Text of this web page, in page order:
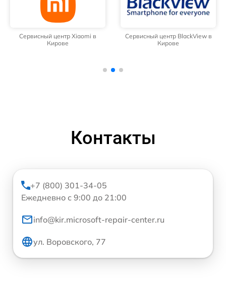
Сервисный центр Xiaomi в
Кирове
Сервисный центр BlackView в
Кирове
Контакты
+7 (800) 301-34-05
Ежедневно с 9:00 до 21:00
info@kir.microsoft-repair-center.ru
ул. Воровского, 77